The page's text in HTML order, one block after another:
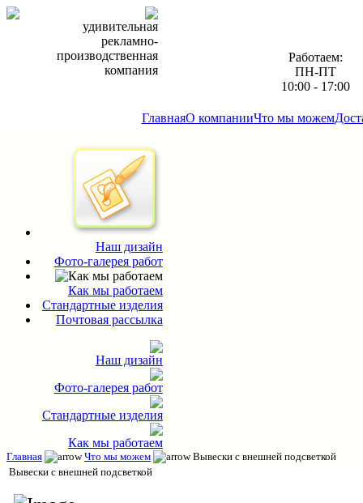
удивительная
рекламно-
производственная
компания
Работаем:
ПН-ПТ
10:00 - 17:00
ГлавнаяО компанииЧто мы можем
Наш дизайн
Фото-галерея работ
Как мы работаем
Стандартные изделия
Почтовая рассылка
Наш дизайн
Фото-галерея работ
Стандартные изделия
Как мы работаем
Главная Что мы можем
Вывески с внешней подсветкой
Вывески с внешней подсветкой